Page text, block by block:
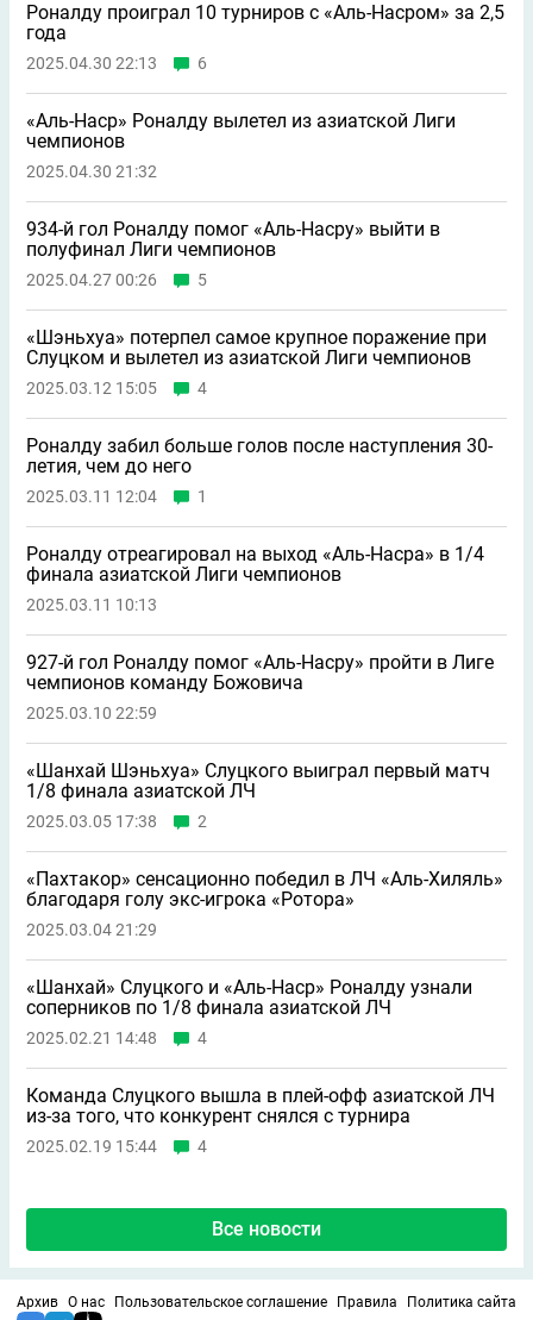
Роналду проиграл 10 турниров с «Аль-Насром» за 2,5
года
2025.04.30 22:13 6
«Аль-Наср» Роналду вылетел из азиатской Лиги
чемпионов
2025.04.30 21:32
934-й гол Роналду помог «Аль-Насру» выйти в
полуфинал Лиги чемпионов
2025.04.27 00:26 5
«Шэньхуа» потерпел самое крупное поражение при
Слуцком и вылетел из азиатской Лиги чемпионов
2025.03.12 15:05 4
Роналду забил больше голов после наступления 30-
летия, чем до него
2025.03.11 12:04 1
Роналду отреагировал на выход «Аль-Насра» в 1/4
финала азиатской Лиги чемпионов
2025.03.11 10:13
927-й гол Роналду помог «Аль-Насру» пройти в Лиге
чемпионов команду Божовича
2025.03.10 22:59
«Шанхай Шэньхуа» Слуцкого выиграл первый матч
1/8 финала азиатской ЛЧ
2025.03.05 17:38 2
«Пахтакор» сенсационно победил в ЛЧ «Аль-Хиляль»
благодаря голу экс-игрока «Ротора»
2025.03.04 21:29
«Шанхай» Слуцкого и «Аль-Наср» Роналду узнали
соперников по 1/8 финала азиатской ЛЧ
2025.02.21 14:48 4
Команда Слуцкого вышла в плей-офф азиатской ЛЧ
из-за того, что конкурент снялся с турнира
2025.02.19 15:44 4
Все новости
Архив О нас Пользовательское соглашение Правила
Политика сайта